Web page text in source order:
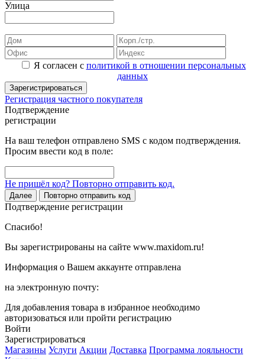
Улица
Я согласен с политикой в отношении персональных
данных
Зарегистрироваться
Регистрация частного покупателя
Подтверждение
регистрации
На ваш телефон отправлено SMS с кодом подтверждения.
Просим ввести код в поле:
Не пришёл код? Повторно отправить код.
Далее Повторно отправить код
Подтверждение регистрации
Спасибо!
Вы зарегистрированы на сайте www.maxidom.ru!
Информация о Вашем аккаунте отправлена
на электронную почту:
Для добавления товара в избранное необходимо
авторизоваться или пройти регистрацию
Войти
Зарегистрироваться
Магазины Услуги Акции Доставка Программа лояльности